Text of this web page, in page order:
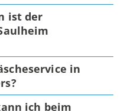
ist der
in
ich beim